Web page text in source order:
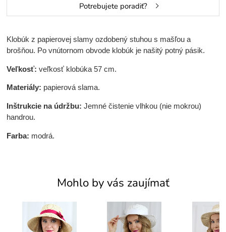
Potrebujete poradiť?
Klobúk z papierovej slamy ozdobený stuhou s mašľou a
brošňou. Po vnútornom obvode klobúk je našitý potný pásik.
Veľkosť: veľkosť klobúka 57 cm.
Materiály: papierová slama.
Inštrukcie na údržbu:Jemné čistenie vlhkou (nie mokrou)
handrou.
Farba: modrá.
Mohlo by vás zaujímať